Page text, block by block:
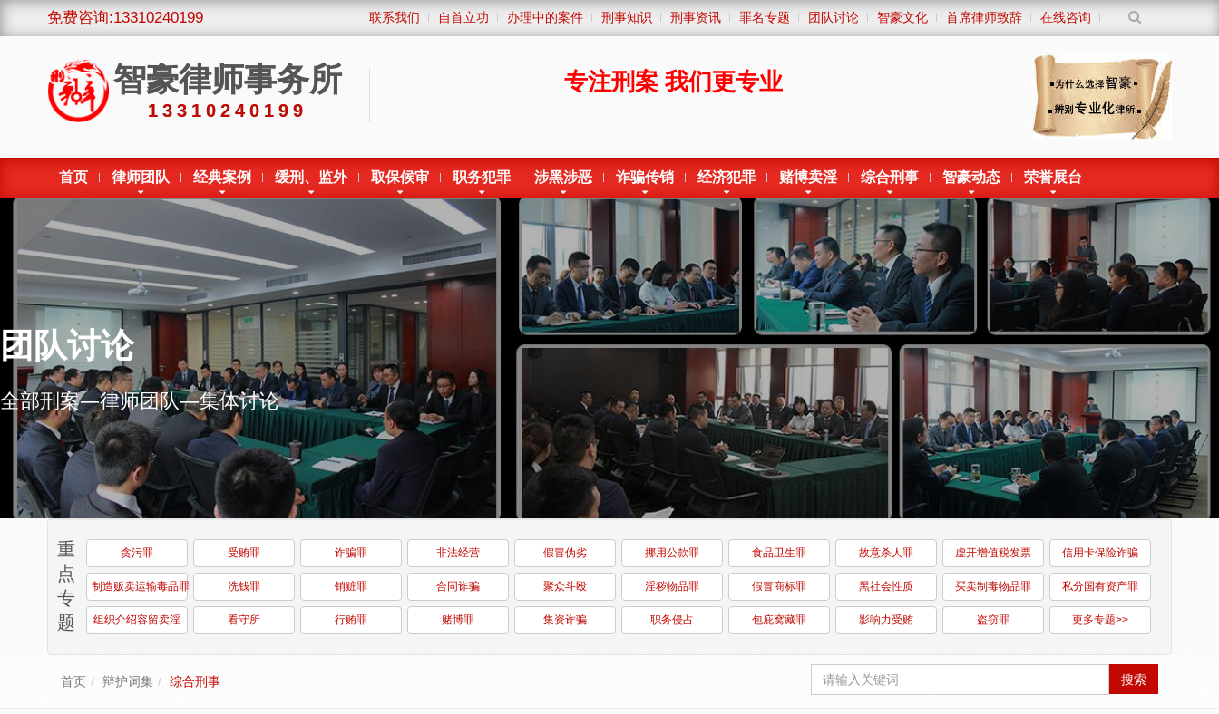
免费咨询:13310240199 联系我们 自首立功 办理中的案件 刑事知识 刑事资讯 罪名专题 团队讨论 智豪文化 首席律师致辞 在线咨询
智豪律师事务所
13310240199
专注刑案 我们更专业
首页 律师团队 经典案例 缓刑、监外 取保候审 职务犯罪 涉黑涉恶 诈骗传销 经济犯罪 赌博卖淫 综合刑事 智豪动态 荣誉展台
团队讨论
全部刑案—律师团队—集体讨论
重
点
专
题
贪污罪 受贿罪 诈骗罪 非法经营 假冒伪劣 挪用公款罪 食品卫生罪 故意杀人罪 虚开增值税发票 信用卡保险诈骗
制造贩卖运输毒品罪 洗钱罪 销赃罪 合同诈骗 聚众斗殴 淫秽物品罪 假冒商标罪 黑社会性质 买卖制毒物品罪 私分国有资产罪
组织介绍容留卖淫 看守所 行贿罪 赌博罪 集资诈骗 职务侵占 包庇窝藏罪 影响力受贿 盗窃罪 更多专题>>
首页 辩护词集 综合刑事 搜索